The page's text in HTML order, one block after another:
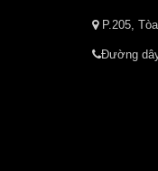
P.205,
Đường